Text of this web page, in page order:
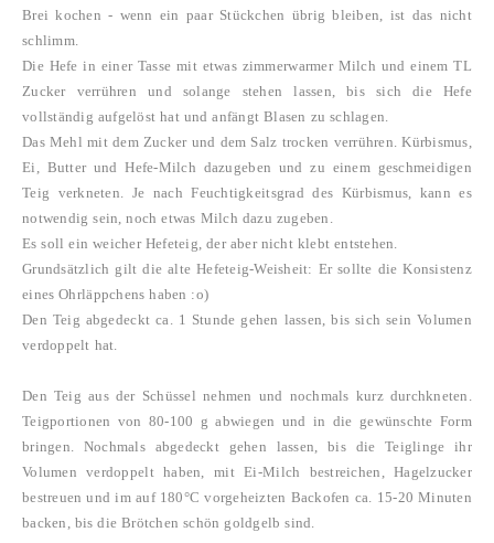
Brei kochen - wenn ein paar Stückchen übrig bleiben, ist das nicht
schlimm.
Die Hefe in einer Tasse mit etwas zimmerwarmer Milch und einem TL
Zucker verrühren und solange stehen lassen, bis sich die Hefe
vollständig aufgelöst hat und anfängt Blasen zu schlagen.
Das Mehl mit dem Zucker und dem Salz trocken verrühren. Kürbismus,
Ei, Butter und Hefe-Milch dazugeben und zu einem geschmeidigen
Teig verkneten. Je nach Feuchtigkeitsgrad des Kürbismus, kann es
notwendig sein, noch etwas Milch dazu zugeben.
Es soll ein weicher Hefeteig, der aber nicht klebt entstehen.
Grundsätzlich gilt die alte Hefeteig-Weisheit: Er sollte die Konsistenz
eines Ohrläppchens haben :o)
Den Teig abgedeckt ca. 1 Stunde gehen lassen, bis sich sein Volumen
verdoppelt hat.
Den Teig aus der Schüssel nehmen und nochmals kurz durchkneten.
Teigportionen von 80-100 g abwiegen und in die gewünschte Form
bringen. Nochmals abgedeckt gehen lassen, bis die Teiglinge ihr
Volumen verdoppelt haben, mit Ei-Milch bestreichen, Hagelzucker
bestreuen und im auf 180°C vorgeheizten Backofen ca. 15-20 Minuten
backen, bis die Brötchen schön goldgelb sind.